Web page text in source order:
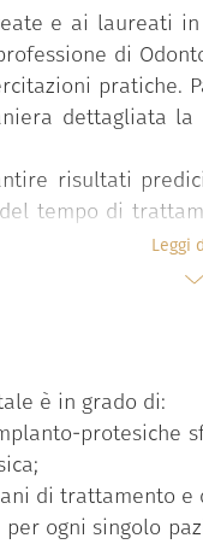
e ai laureati
di
pratiche.
dettagliata
risultati
tempo di
e
Leggi
è in grado di:
protesiche
di trattamento
ogni singolo